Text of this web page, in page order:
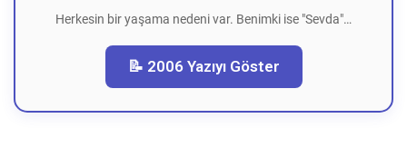
Herkesin bir yaşama nedeni var. Benimki ise "Sevda"…
📝 2006 Yazıyı Göster